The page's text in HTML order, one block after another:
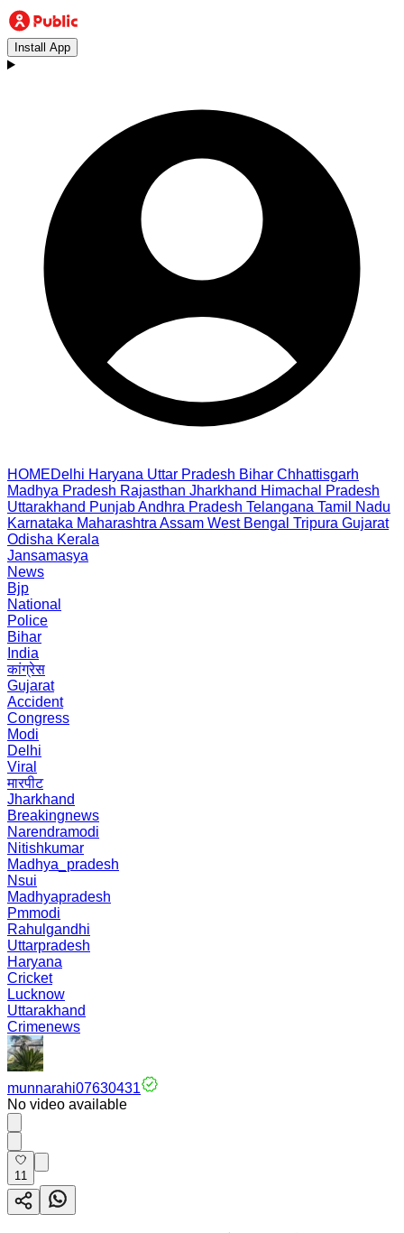
Install App
HOMEDelhi Haryana Uttar Pradesh Bihar Chhattisgarh
Madhya Pradesh Rajasthan Jharkhand Himachal Pradesh
Uttarakhand PunjabAndhra Pradesh Telangana Tamil Nadu
Karnataka Maharashtra Assam West Bengal Tripura Gujarat
Odisha Kerala
Jansamasya
News
Bjp
National
Police
Bihar
India
कांग्रेस
Gujarat
Accident
Congress
Modi
Delhi
Viral
मारपीट
Jharkhand
Breakingnews
Narendramodi
Nitishkumar
Madhya_pradesh
Nsui
Madhyapradesh
Pmmodi
Rahulgandhi
Uttarpradesh
Haryana
Cricket
Lucknow
Uttarakhand
Crimenews
munnarahi07630431
No video available
11